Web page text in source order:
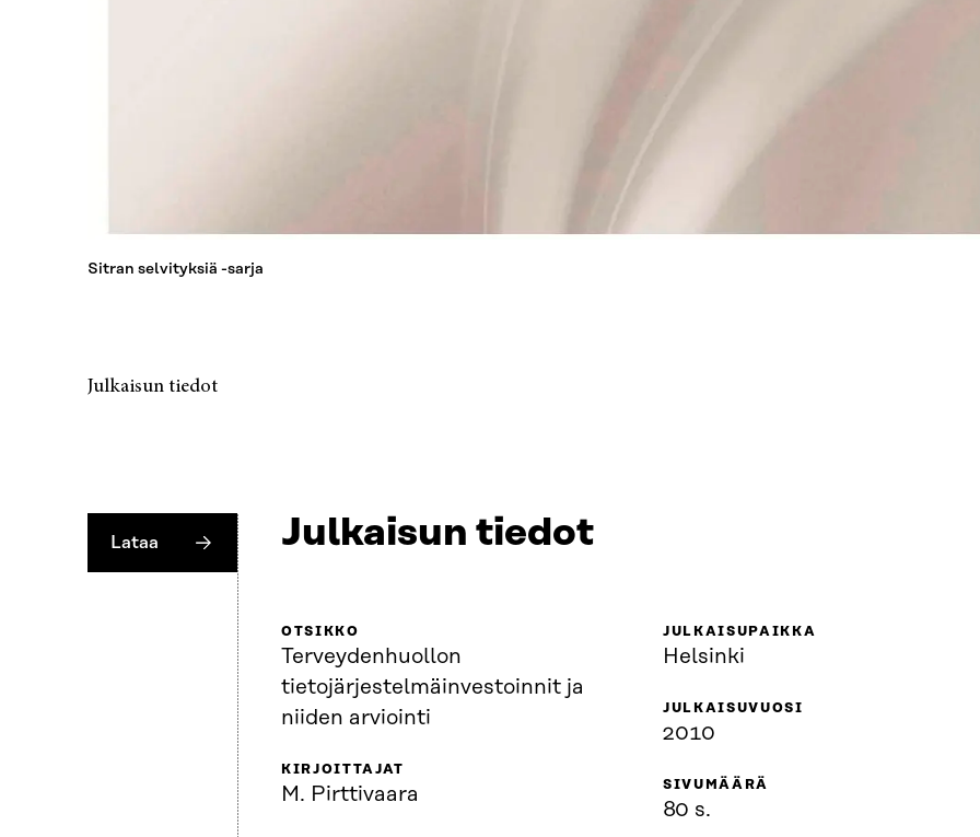
Sitran selvityksiä -sarja
Julkaisun tiedot
Lataa Julkaisun tiedot
OTSIKKO
Terveydenhuollon
tietojärjestelmäinvestoinnit ja
niiden arviointi
KIRJOITTAJAT
M. Pirttivaara
JULKAISUPAIKKA
Helsinki
JULKAISUVUOSI
2010
SIVUMÄÄRÄ
80 s.